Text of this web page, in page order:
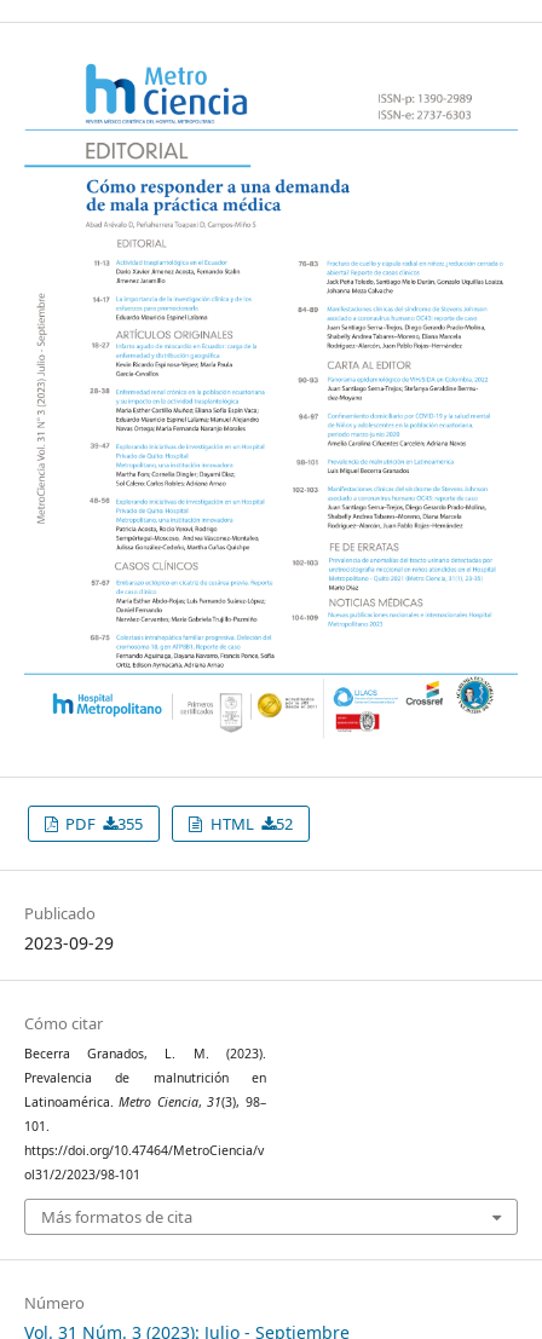
PDF 355 HTML 52
Publicado
2023-09-29
Cómo citar
Becerra Granados, L. M. (2023).
Prevalencia de malnutrición en
Latinoamérica.Metro Ciencia,31(3), 98–
101.
https://doi.org/10.47464/MetroCiencia/v
ol31/2/2023/98-101
Más formatos de cita
Número
Vol. 31 Núm. 3 (2023): Julio - Septiembre